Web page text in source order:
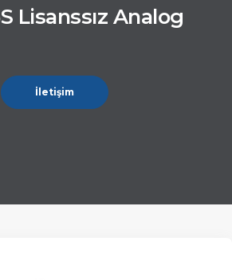
Lisanssız Analog
İletişim